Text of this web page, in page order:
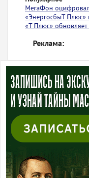
МегаФон
«ЭнергосбыТ Плюс»
«Т Плюс»
Реклама: